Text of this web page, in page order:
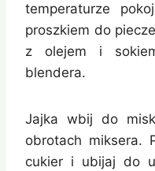
temperaturze
proszkiem do
z olejem i
blendera.
Jajka wbij do
obrotach miksera.
cukier i ubijaj do